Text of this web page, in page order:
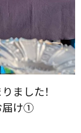
ました！​
届け①